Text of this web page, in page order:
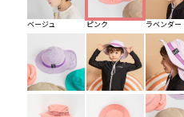
ベージュ ピンク ラベンダー